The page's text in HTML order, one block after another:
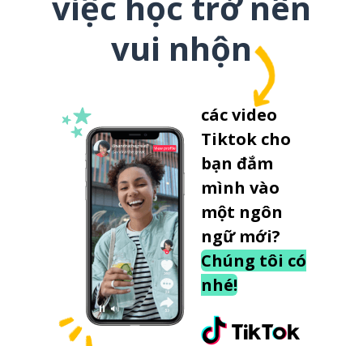
vui nhộn
các video
Tiktok cho
bạn đắm
mình vào
một ngôn
ngữ mới?
Chúng tôi có
nhé!